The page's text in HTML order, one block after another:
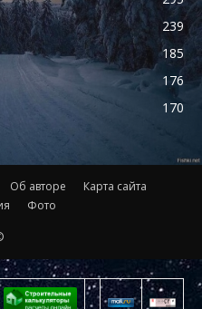
239
185
176
170
Об авторе
Карта сайта
Фото